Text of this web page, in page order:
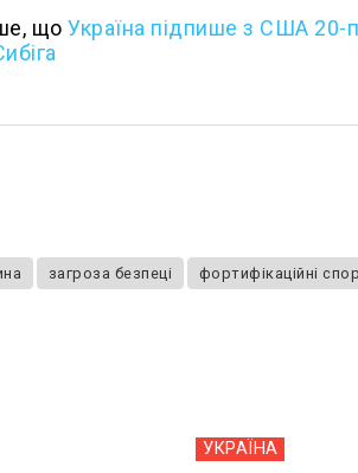
що Україна підпише з США
загроза безпеці фортифікаційні
УКРАЇНА